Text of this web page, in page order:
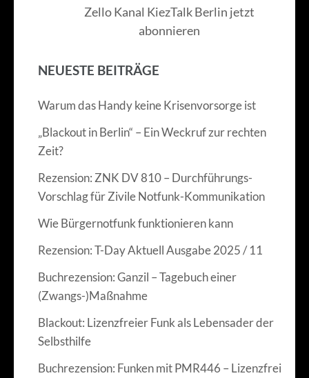
Zello Kanal KiezTalk Berlin jetzt
abonnieren
NEUESTE BEITRÄGE
Warum das Handy keine Krisenvorsorge ist
„Blackout in Berlin“ – Ein Weckruf zur rechten
Zeit?
Rezension: ZNK DV 810 – Durchführungs-
Vorschlag für Zivile Notfunk-Kommunikation
Wie Bürgernotfunk funktionieren kann
Rezension: T-Day Aktuell Ausgabe 2025 / 11
Buchrezension: Ganzil – Tagebuch einer
(Zwangs-)Maßnahme
Blackout: Lizenzfreier Funk als Lebensader der
Selbsthilfe
Buchrezension: Funken mit PMR446 – Lizenzfrei